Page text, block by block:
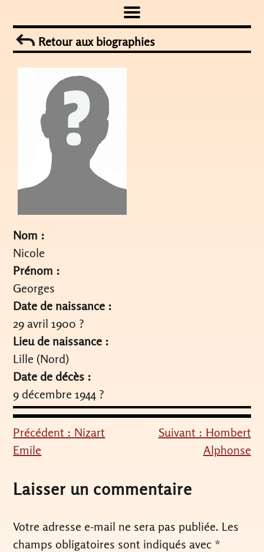
to
contentRetour aux biographies
Nom :
Nicole
Prénom :
Georges
Date de naissance :
29 avril 1900 ?
Lieu de naissance :
Lille (Nord)
Date de décès :
9 décembre 1944 ?
Navigation
de
l’article
Précédent : Nizart
Emile
Suivant : Hombert
Alphonse
Laisser un commentaire
Votre adresse e-mail ne sera pas publiée. Les
champs obligatoires sont indiqués avec *